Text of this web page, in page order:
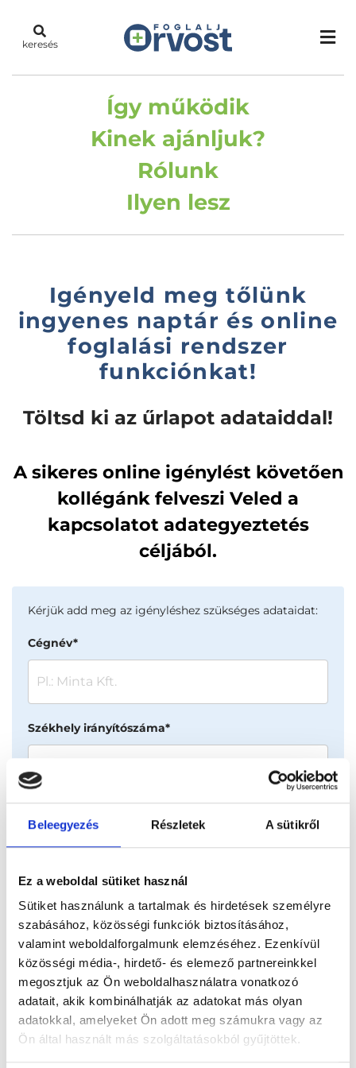
Beleegyezés Részletek A sütikről
Ez a weboldal sütiket használ
Sütiket használunk a tartalmak és hirdetések személyre
szabásához, közösségi funkciók biztosításához,
valamint weboldalforgalmunk elemzéséhez. Ezenkívül
közösségi média-, hirdető- és elemező partnereinkkel
megosztjuk az Ön weboldalhasználatra vonatkozó
adatait, akik kombinálhatják az adatokat más olyan
adatokkal, amelyeket Ön adott meg számukra vagy az
Ön által használt más szolgáltatásokból gyűjtöttek.
keresés
Így működik
Kinek ajánljuk?
Rólunk
Ilyen lesz
Igényeld meg tőlünk
ingyenes naptár és online
foglalási rendszer
funkciónkat!
Töltsd ki az űrlapot adataiddal!
A sikeres online igénylést követően
kollégánk felveszi Veled a
kapcsolatot adategyeztetés
céljából.
Kérjük add meg az igényléshez szükséges adataidat:
Cégnév*
Székhely irányítószáma*
Székhely utca*
Adószám*